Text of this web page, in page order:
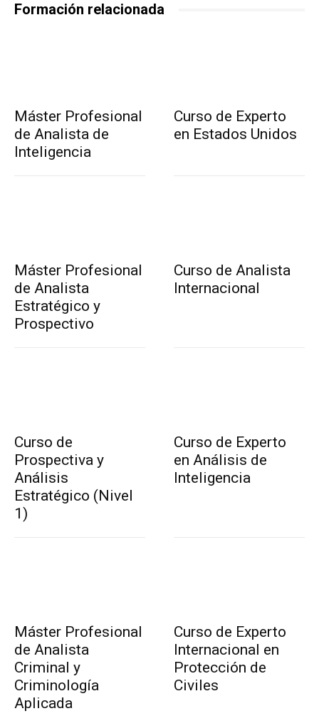
Formación relacionada
Máster Profesional
de Analista de
Inteligencia
Curso de Experto
en Estados Unidos
Máster Profesional
de Analista
Estratégico y
Prospectivo
Curso de Analista
Internacional
Curso de
Prospectiva y
Análisis
Estratégico (Nivel
1)
Curso de Experto
en Análisis de
Inteligencia
Máster Profesional
de Analista
Criminal y
Criminología
Aplicada
Curso de Experto
Internacional en
Protección de
Civiles